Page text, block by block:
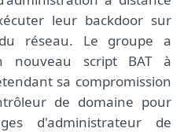
leur backdoor sur
réseau. Le groupe a
nouveau script BAT à
sa compromission
de domaine pour
d'administrateur de